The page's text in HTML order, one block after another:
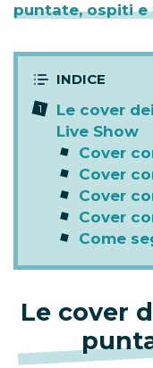
puntate, ospiti
Le cover
Live Show
Cover
Cover
Cover
Cover
Come
Le cover